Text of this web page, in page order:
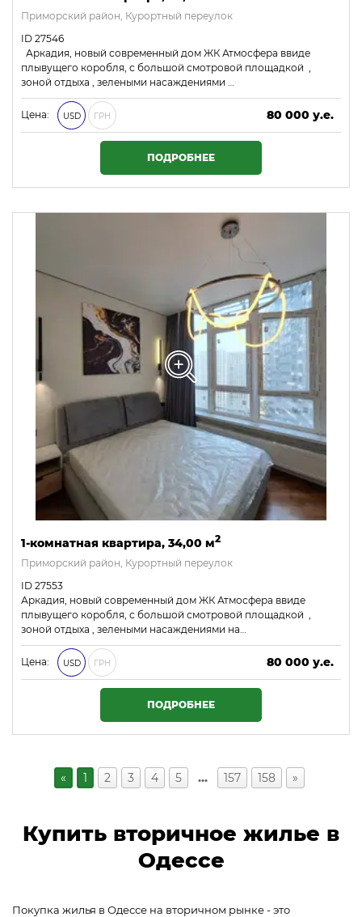
Приморский район, Курортный переулок
ID 27546
Аркадия, новый современный дом ЖК Атмосфера ввиде
плывущего коробля, с большой смотровой площадкой ,
зоной отдыха , зелеными насаждениями …
Цена: USD ГРН
80 000 у.е.
3 440 000 ₴
ПОДРОБНЕЕ
1-комнатная квартира, 34,00 м2
Приморский район, Курортный переулок
ID 27553
Аркадия, новый современный дом ЖК Атмосфера ввиде
плывущего коробля, с большой смотровой площадкой ,
зоной отдыха , зелеными насаждениями на…
Цена: USD ГРН
80 000 у.е.
3 440 000 ₴
ПОДРОБНЕЕ
« 1 2 3 4 5 … 157 158 »
Купить вторичное жилье в
Одессе
Покупка жилья в Одессе на вторичном рынке - это